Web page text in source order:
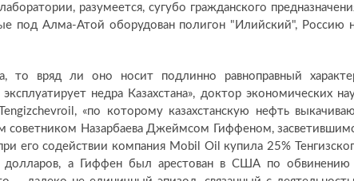
разумеется, сугубо гражданского
под Алма-Атой оборудован полигон "Илийский", Россию
то вряд ли оно носит подлинно равноправный
недра Казахстана», доктор экономических
«по которому казахстанскую нефть
советником Назарбаева Джеймсом Гиффеном,
его содействии компания Mobil Oil купила 25%
а Гиффен был арестован в США по обвинению